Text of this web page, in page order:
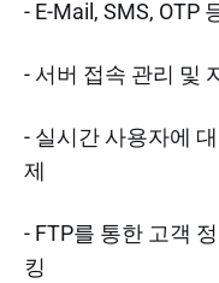
- E-Mail, SMS, OTP
- 서버 접속 관리 및
- 실시간 사용자에
제
- FTP를 통한 고객
킹